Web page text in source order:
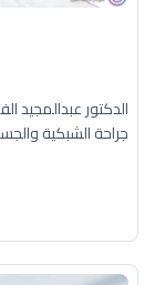
الدكتور
جراحة الشبكية